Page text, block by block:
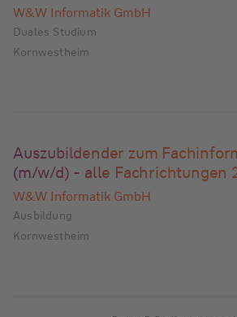
W&W Informatik GmbH
Duales Studium
Kornwestheim
Auszubildender zum
(m/w/d) - alle Fachrichtungen
W&W Informatik GmbH
Ausbildung
Kornwestheim